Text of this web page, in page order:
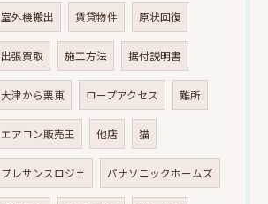
室外機搬出 賃貸物件 原状回復
出張買取 施工方法 据付説明書
大津から栗東 ロープアクセス 難所
エアコン販売王 他店 猫
プレサンスロジェ パナソニックホームズ